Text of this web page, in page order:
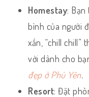
Homestay:
bình của người
xắn, “chill chill”
vời dành cho
đẹp ở Phú Yên.
Resort: Đặt